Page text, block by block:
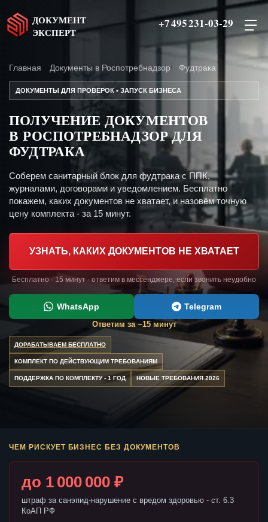
ДОКУМЕНТ
ЭКСПЕРТ
+7 495 231-03-29
Главная Документы в Роспотребнадзор Фудтрака
ДОКУМЕНТЫ ДЛЯ ПРОВЕРОК • ЗАПУСК БИЗНЕСА
ПОЛУЧЕНИЕ ДОКУМЕНТОВ
В РОСПОТРЕБНАДЗОР ДЛЯ
ФУДТРАКА
Соберем санитарный блок для фудтрака с ППК,
журналами, договорами и уведомлением. Бесплатно
покажем, каких документов не хватает, и назовём точную
цену комплекта - за 15 минут.
УЗНАТЬ, КАКИХ ДОКУМЕНТОВ НЕ ХВАТАЕТ
Бесплатно · 15 минут · ответим в мессенджере, если звонить неудобно
WhatsApp Telegram
Ответим за ~15 минут
ДОРАБАТЫВАЕМ БЕСПЛАТНО
КОМПЛЕКТ ПО ДЕЙСТВУЮЩИМ ТРЕБОВАНИЯМ
ПОДДЕРЖКА ПО КОМПЛЕКТУ - 1 ГОД НОВЫЕ ТРЕБОВАНИЯ 2026
ЧЕМ РИСКУЕТ БИЗНЕС БЕЗ ДОКУМЕНТОВ
до 1 000 000 ₽
штраф за санэпид-нарушение с вредом здоровью - ст. 6.3
КоАП РФ